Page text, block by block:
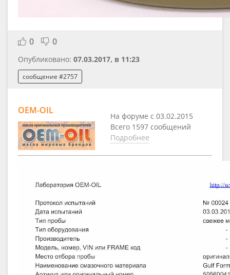
0 0
Опубликовано: 07.03.2017, в 11:23
сообщение #2757
OEM-OIL
На форуме с 03.02.2015
Всего 1597 сообщений
Подробнее